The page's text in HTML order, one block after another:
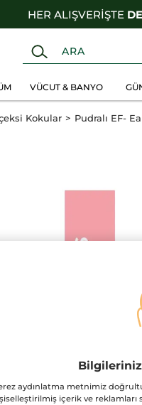
HER ALIŞVERİŞTE
VÜCUT & BANYO
Kokular Pudralı EF-
aydınlatma metnimiz
içerik ve reklamları